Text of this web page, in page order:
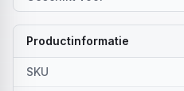
Productinformatie
SKU